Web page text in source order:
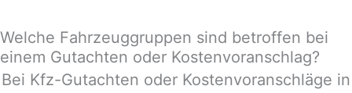
Welche Fahrzeuggruppen sind betroffen bei
einem Gutachten oder Kostenvoranschlag?
Bei Kfz-Gutachten oder Kostenvoranschläge in